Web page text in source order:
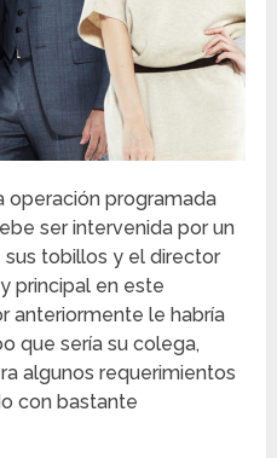
operación programada
ser intervenida por un
tobillos y el director
principal en este
anteriormente le habría
que sería su colega,
algunos requerimientos
con bastante